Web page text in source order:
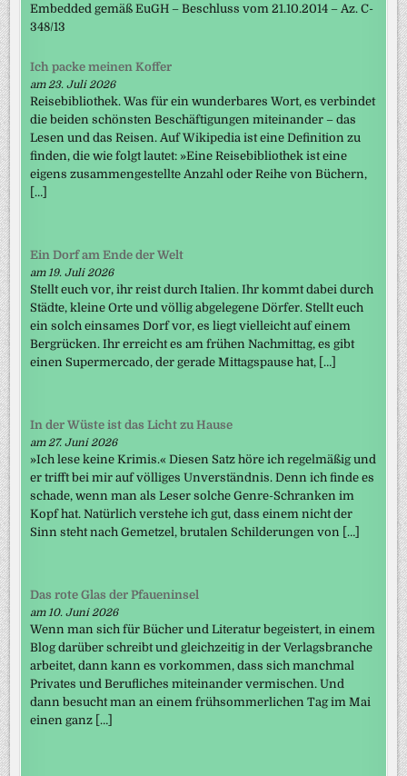
Embedded gemäß EuGH – Beschluss vom 21.10.2014 – Az. C-
348/13
Ich packe meinen Koffer
am 23. Juli 2026
Reisebibliothek. Was für ein wunderbares Wort, es verbindet
die beiden schönsten Beschäftigungen miteinander – das
Lesen und das Reisen. Auf Wikipedia ist eine Definition zu
finden, die wie folgt lautet: »Eine Reisebibliothek ist eine
eigens zusammengestellte Anzahl oder Reihe von Büchern,
[…]
Ein Dorf am Ende der Welt
am 19. Juli 2026
Stellt euch vor, ihr reist durch Italien. Ihr kommt dabei durch
Städte, kleine Orte und völlig abgelegene Dörfer. Stellt euch
ein solch einsames Dorf vor, es liegt vielleicht auf einem
Bergrücken. Ihr erreicht es am frühen Nachmittag, es gibt
einen Supermercado, der gerade Mittagspause hat, […]
In der Wüste ist das Licht zu Hause
am 27. Juni 2026
»Ich lese keine Krimis.« Diesen Satz höre ich regelmäßig und
er trifft bei mir auf völliges Unverständnis. Denn ich finde es
schade, wenn man als Leser solche Genre-Schranken im
Kopf hat. Natürlich verstehe ich gut, dass einem nicht der
Sinn steht nach Gemetzel, brutalen Schilderungen von […]
Das rote Glas der Pfaueninsel
am 10. Juni 2026
Wenn man sich für Bücher und Literatur begeistert, in einem
Blog darüber schreibt und gleichzeitig in der Verlagsbranche
arbeitet, dann kann es vorkommen, dass sich manchmal
Privates und Berufliches miteinander vermischen. Und
dann besucht man an einem frühsommerlichen Tag im Mai
einen ganz […]